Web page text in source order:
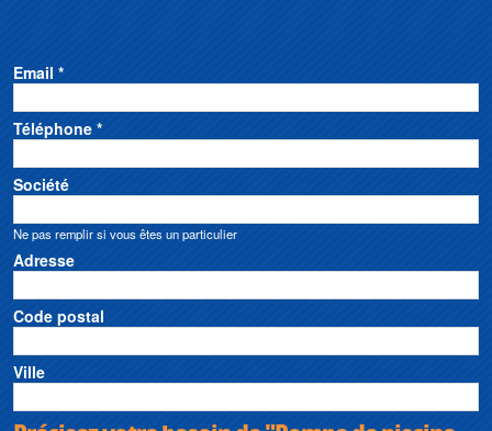
Email *
Téléphone *
Société
Ne pas remplir si vous êtes un particulier
Adresse
Code postal
Ville